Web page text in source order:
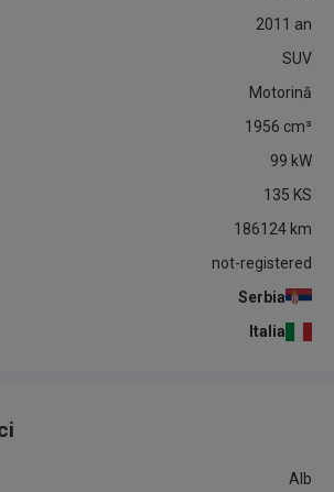
2011 an
SUV
Motorină
1956 cm³
99 kW
135 KS
186124 km
not-registered
Serbia
Italia
Alb